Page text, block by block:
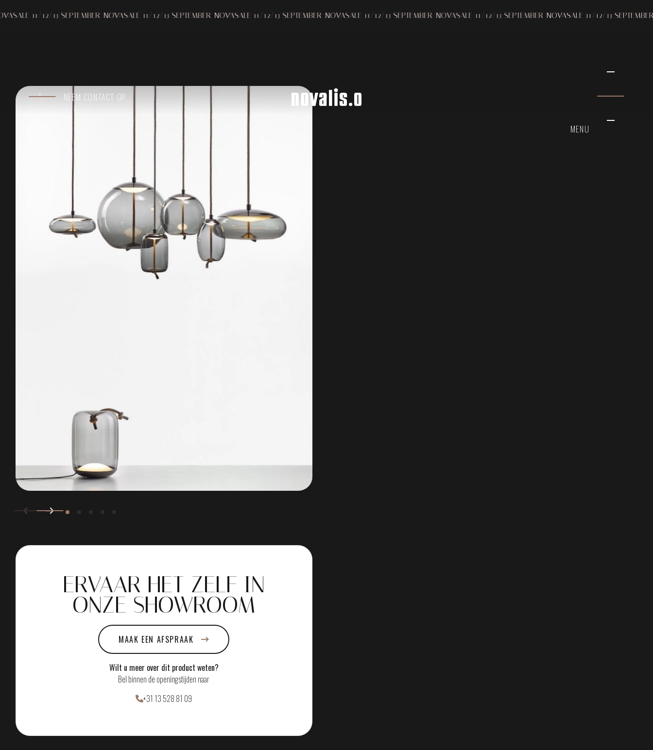
12/13 SEPTEMBER NOVASALE 11/12/13 SEPTEMBER NOVASALE 11/12/13 SEPTEMBER NOVASALE 11/12/13 SEPTEMBER NOVASALE 11/12/13 SEPTEMBER NOVASALE 11/12/13 SEPTEMBER
NEEM CONTACT OP
MENU
ERVAAR HET ZELF IN
ONZE SHOWROOM
MAAK EEN AFSPRAAK
Wilt u meer over dit product weten?
Bel binnen de openingstijden naar
+31 13 528 81 09
Melding bij verzameling Uw privacy-opties